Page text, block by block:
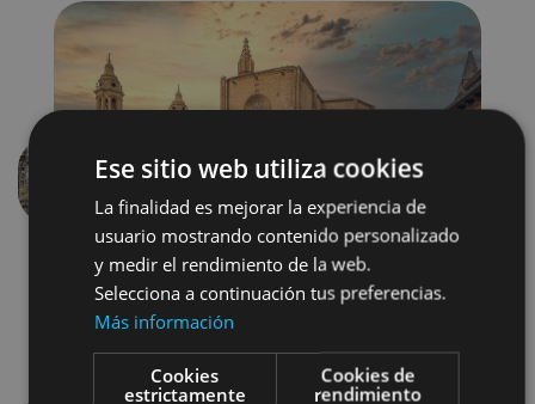
Ese sitio web utiliza cookies
La finalidad es mejorar la experiencia de
usuario mostrando contenido personalizado
y medir el rendimiento de la web.
Selecciona a continuación tus preferencias.
Más información
Cookies
estrictamente
Cookies de
rendimiento